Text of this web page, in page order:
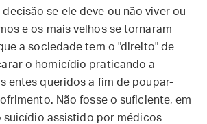
se ele deve ou não viver ou
e os mais velhos se tornaram
a sociedade tem o "direito" de
o homicídio praticando a
entes queridos a fim de poupar-
Não fosse o suficiente, em
suicídio assistido por médicos